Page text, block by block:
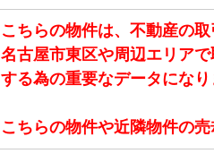
こちらの物件は、不動産の取
名古屋市東区や周辺エリア
する為の重要なデータになり
こちらの物件や近隣物件の